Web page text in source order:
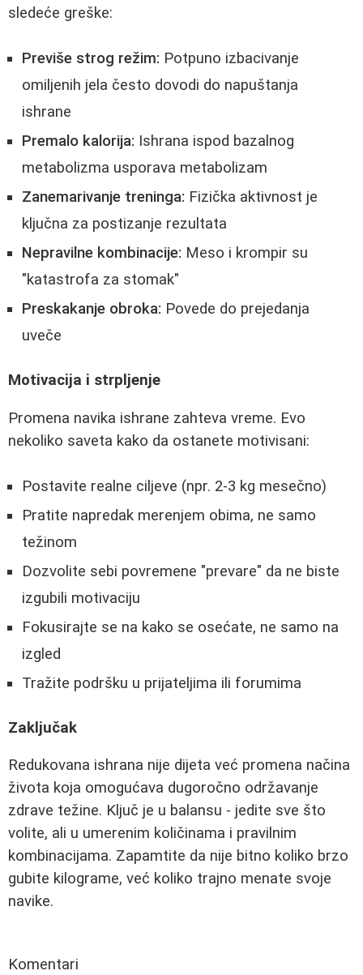
sledeće greške:
Previše strog režim: Potpuno izbacivanje
omiljenih jela često dovodi do napuštanja
ishrane
Premalo kalorija: Ishrana ispod bazalnog
metabolizma usporava metabolizam
Zanemarivanje treninga: Fizička aktivnost je
ključna za postizanje rezultata
Nepravilne kombinacije: Meso i krompir su
"katastrofa za stomak"
Preskakanje obroka: Povede do prejedanja
uveče
Motivacija i strpljenje
Promena navika ishrane zahteva vreme. Evo
nekoliko saveta kako da ostanete motivisani:
Postavite realne ciljeve (npr. 2-3 kg mesečno)
Pratite napredak merenjem obima, ne samo
težinom
Dozvolite sebi povremene "prevare" da ne biste
izgubili motivaciju
Fokusirajte se na kako se osećate, ne samo na
izgled
Tražite podršku u prijateljima ili forumima
Zaključak
Redukovana ishrana nije dijeta već promena načina
života koja omogućava dugoročno održavanje
zdrave težine. Ključ je u balansu - jedite sve što
volite, ali u umerenim količinama i pravilnim
kombinacijama. Zapamtite da nije bitno koliko brzo
gubite kilograme, već koliko trajno menate svoje
navike.
Komentari